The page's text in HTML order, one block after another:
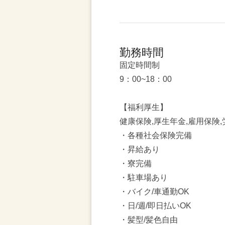
勤務時間
固定時間制
9：00~18：00
【福利厚生】
健康保険,厚生年金,雇用保険,
・各種社会保険完備
・昇給あり
・寮完備
・駐車場あり
・バイク/車通勤OK
・日/週/即日払いOK
・髪型/髪色自由